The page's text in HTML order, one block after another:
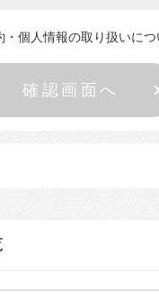
・個人情報の取り扱いに